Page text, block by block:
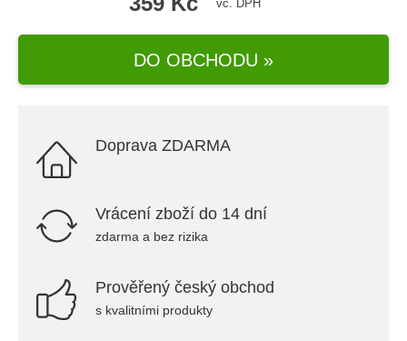
vč. DPH
DO OBCHODU »
Doprava ZDARMA
Vrácení zboží do 14 dní
zdarma a bez rizika
Prověřený český obchod
s kvalitními produkty